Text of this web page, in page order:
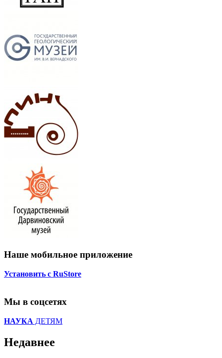
Наше мобильное приложение
Установить с RuStore
Мы в соцсетях
НАУКА ДЕТЯМ
Недавнее